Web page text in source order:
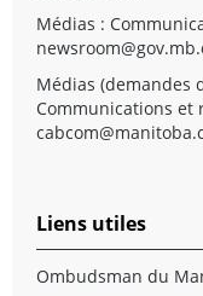
Médias :
Médias (demandes
Communications et
Liens utiles
Ombudsman du